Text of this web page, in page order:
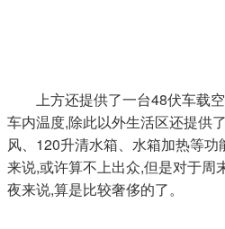
上方还提供了一台48伏车载
车内温度,除此以外生活区还提供
风、120升清水箱、水箱加热等
来说,或许算不上出众,但是对于周
夜来说,算是比较奢侈的了。